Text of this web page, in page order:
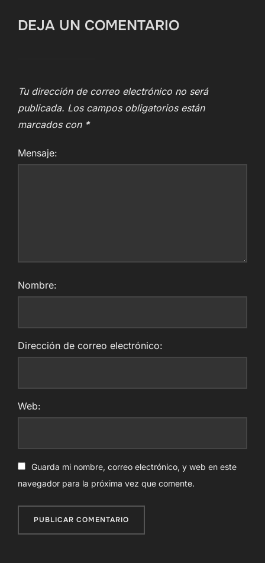
DEJA UN COMENTARIO
Tu dirección de correo electrónico no será
publicada. Los campos obligatorios están
marcados con *
Mensaje:
Nombre:
Dirección de correo electrónico:
Web:
Guarda mi nombre, correo electrónico, y web en este
navegador para la próxima vez que comente.